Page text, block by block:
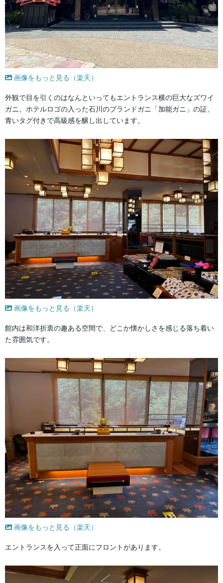
画像をもっと見る（楽天）
外観で目を引くのはなんといってもエントランス横の巨大なズワイ
ガニ。ホテルロゴの入った石川のブランドガニ「加能ガニ」の証、
青いタグ付きで高級感を醸し出しています。
画像をもっと見る（楽天）
館内は和洋折衷の趣ある空間で、どこか懐かしさを感じる落ち着い
た雰囲気です。
画像をもっと見る（楽天）
エントランスを入って正面にフロントがあります。